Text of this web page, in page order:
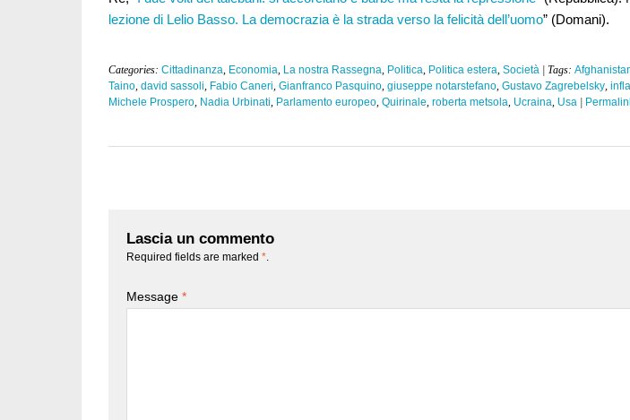
lezione di Lelio Basso. La democrazia è la strada verso la felicità dell’uomo” (Domani).
Categories: Cittadinanza, Economia, La nostra Rassegna, Politica, Politica estera, Società | Tags:
Taino, david sassoli, Fabio Caneri, Gianfranco Pasquino, giuseppe notarstefano, Gustavo Zagrebelsky,
Michele Prospero, Nadia Urbinati, Parlamento europeo, Quirinale, roberta metsola, Ucraina, Usa
Lascia un commento
Required fields are marked *
Message *